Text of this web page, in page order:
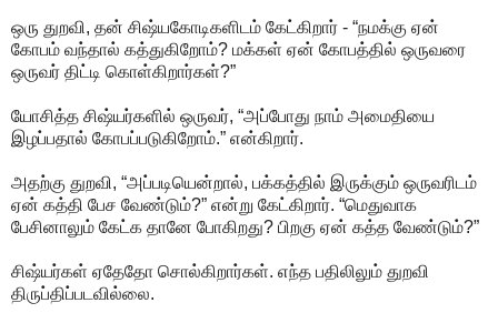
ஒரு துறவி, தன் சிஷ்யகோடிகளிடம் கேட்கிறார் - “நமக்கு ஏன்
கோபம் வந்தால் கத்துகிறோம்? மக்கள் ஏன் கோபத்தில் ஒருவரை
ஒருவர் திட்டி கொள்கிறார்கள்?”
யோசித்த சிஷ்யர்களில் ஒருவர், “அப்போது நாம் அமைதியை
இழப்பதால் கோபப்படுகிறோம்.” என்கிறார்.
அதற்கு துறவி, “அப்படியென்றால், பக்கத்தில் இருக்கும் ஒருவரிடம்
ஏன் கத்தி பேச வேண்டும்?” என்று கேட்கிறார். “மெதுவாக
பேசினாலும் கேட்க தானே போகிறது? பிறகு ஏன் கத்த வேண்டும்?”
சிஷ்யர்கள் ஏதேதோ சொல்கிறார்கள். எந்த பதிலிலும் துறவி
திருப்திப்படவில்லை.